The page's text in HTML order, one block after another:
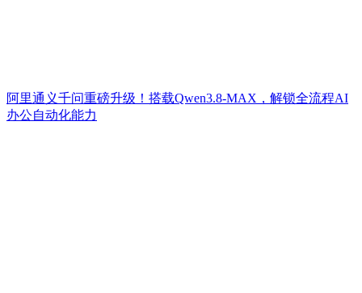
阿里通义千问重磅升级！搭载Qwen3.8-MAX，解锁全流程AI
办公自动化能力